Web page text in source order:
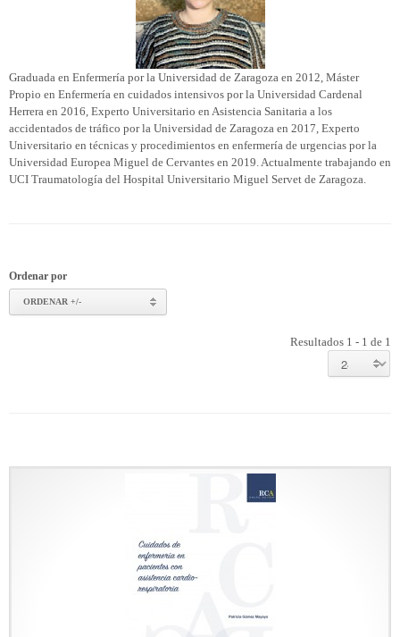
Graduada en Enfermería por la Universidad de Zaragoza en 2012, Máster
Propio en Enfermería en cuidados intensivos por la Universidad Cardenal
Herrera en 2016, Experto Universitario en Asistencia Sanitaria a los
accidentados de tráfico por la Universidad de Zaragoza en 2017, Experto
Universitario en técnicas y procedimientos en enfermería de urgencias por la
Universidad Europea Miguel de Cervantes en 2019. Actualmente trabajando en
UCI Traumatología del Hospital Universitario Miguel Servet de Zaragoza.
Ordenar por
ORDENAR +/-
Resultados 1 - 1 de 1